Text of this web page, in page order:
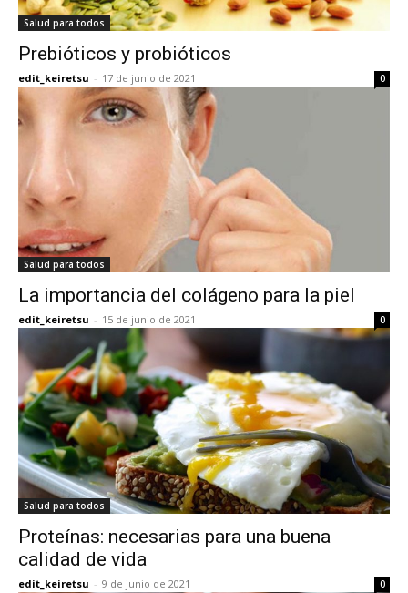
Salud para todos
Prebióticos y probióticos
edit_keiretsu - 17 de junio de 2021 0
Salud para todos
La importancia del colágeno para la piel
edit_keiretsu - 15 de junio de 2021 0
Salud para todos
Proteínas: necesarias para una buena
calidad de vida
edit_keiretsu - 9 de junio de 2021 0